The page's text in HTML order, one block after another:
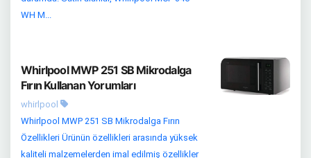
WH M...
Whirlpool MWP 251 SB Mikrodalga
Fırın Kullanan Yorumları
whirlpool
Whirlpool MWP 251 SB Mikrodalga Fırın
Özellikleri Ürünün özellikleri arasında yüksek
kaliteli malzemelerden imal edilmiş özellikler